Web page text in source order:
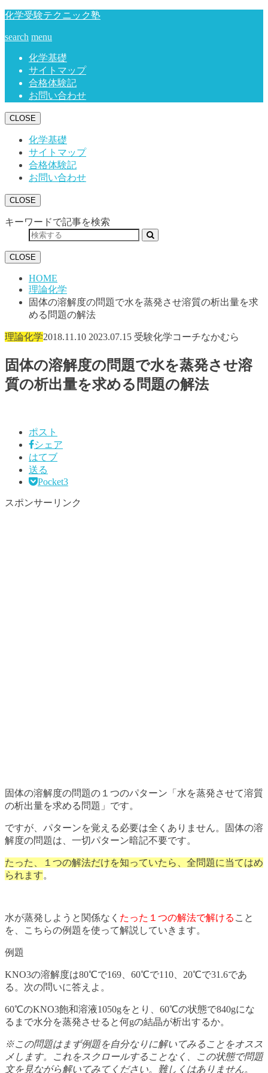
化学受験テクニック塾
search menu
化学基礎
サイトマップ
合格体験記
お問い合わせ
CLOSE
化学基礎
サイトマップ
合格体験記
お問い合わせ
CLOSE
キーワードで記事を検索
CLOSE
HOME
理論化学
固体の溶解度の問題で水を蒸発させ溶質の析出量を求
める問題の解法
理論化学2018.11.10 2023.07.15 受験化学コーチなかむら
固体の溶解度の問題で水を蒸発させ溶
質の析出量を求める問題の解法
ポスト
シェア
はてブ
送る
Pocket3
スポンサーリンク
固体の溶解度の問題の１つのパターン「水を蒸発させて溶質
の析出量を求める問題」です。
ですが、パターンを覚える必要は全くありません。固体の溶
解度の問題は、一切パターン暗記不要です。
たった、１つの解法だけを知っていたら、全問題に当てはめ
られます。
水が蒸発しようと関係なく たった１つの解法で解ける こと
を、こちらの例題を使って解説していきます。
例題
KNO3の溶解度は80℃で169、60℃で110、20℃で31.6であ
る。次の問いに答えよ。
60℃のKNO3飽和溶液1050gをとり、60℃の状態で840gにな
るまで水分を蒸発させると何gの結晶が析出するか。
※この問題はまず例題を自分なりに解いてみることをオスス
メします。これをスクロールすることなく、この状態で問題
文を見ながら解いてみてください。難しくはありません。